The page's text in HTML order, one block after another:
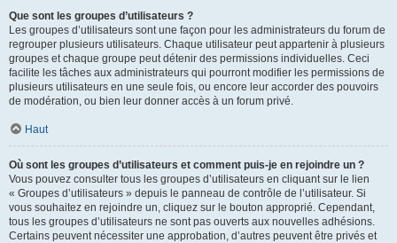
Que sont les groupes d’utilisateurs ?
Les groupes d’utilisateurs sont une façon pour les administrateurs du forum de
regrouper plusieurs utilisateurs. Chaque utilisateur peut appartenir à plusieurs
groupes et chaque groupe peut détenir des permissions individuelles. Ceci
facilite les tâches aux administrateurs qui pourront modifier les permissions de
plusieurs utilisateurs en une seule fois, ou encore leur accorder des pouvoirs
de modération, ou bien leur donner accès à un forum privé.
Haut
Où sont les groupes d’utilisateurs et comment puis-je en rejoindre un ?
Vous pouvez consulter tous les groupes d’utilisateurs en cliquant sur le lien
« Groupes d’utilisateurs » depuis le panneau de contrôle de l’utilisateur. Si
vous souhaitez en rejoindre un, cliquez sur le bouton approprié. Cependant,
tous les groupes d’utilisateurs ne sont pas ouverts aux nouvelles adhésions.
Certains peuvent nécessiter une approbation, d’autres peuvent être privés et